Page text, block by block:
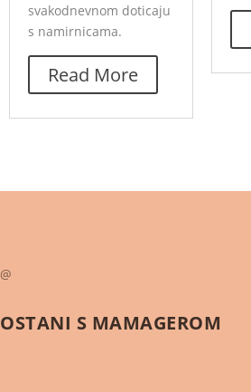
svakodnevnom doticaju
s namirnicama.
Read More
@
OSTANI S MAMAGEROM